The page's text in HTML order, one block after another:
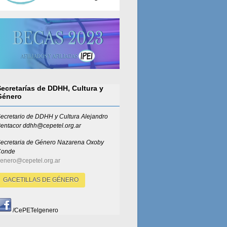
de DDHH, Cultura y
de DDHH y Cultura Alejandro
ddhh@cepetel.org.ar
de GéneroNazarena Oxoby
GACETILLAS DE GÉNERO
/CePETelgenero